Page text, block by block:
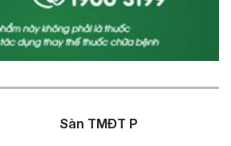
Sàn TMĐT P